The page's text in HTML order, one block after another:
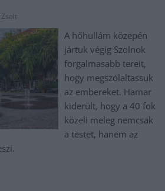
A hőhullám közepén
jártuk végig Szolnok
forgalmasabb tereit,
hogy megszólaltassuk
az embereket. Hamar
kiderült, hogy a 40 fok
közeli meleg nemcsak
a testet, hanem az